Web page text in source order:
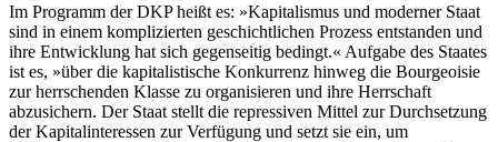
Im Programm der DKP heißt es: »Kapitalismus und moderner Staat
sind in einem komplizierten geschichtlichen Prozess entstanden und
ihre Entwicklung hat sich gegenseitig bedingt.« Aufgabe des Staates
ist es, »über die kapitalistische Konkurrenz hinweg die Bourgeoisie
zur herrschenden Klasse zu organisieren und ihre Herrschaft
abzusichern. Der Staat stellt die repressiven Mittel zur Durchsetzung
der Kapitalinteressen zur Verfügung und setzt sie ein, um